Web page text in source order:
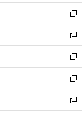
開
く
ウ
で
開
く
ン
ド
ウ
で
開
く
ウ
ィ
ン
ド
ウ
で
開
く
し
い
ウ
ィ
ン
ド
ウ
で
開
く
新
し
い
ウ
ィ
ン
ド
ウ
で
開
新
し
い
ウ
ィ
ン
ド
ウ
新
し
い
ウ
ィ
ン
新
し
い
ウ
新
し